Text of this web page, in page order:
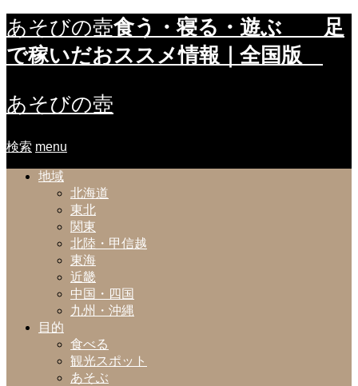
あそびの壺食う・寝る・遊ぶ 足
で稼いだおススメ情報｜全国版
あそびの壺
検索 menu
地域
北海道
東北
関東
北陸・甲信越
東海
近畿
中国・四国
九州・沖縄
目的
食べる
観光スポット
あそぶ